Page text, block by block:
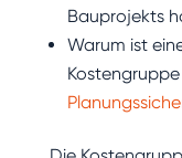
Bauprojekts
Warum ist